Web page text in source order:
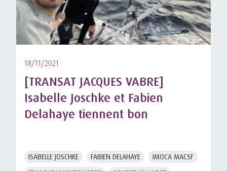
18/11/2021
[TRANSAT JACQUES VABRE]
Isabelle Joschke et Fabien
Delahaye tiennent bon
ISABELLE JOSCHKE FABIEN DELAHAYE
IMOCA MACSF